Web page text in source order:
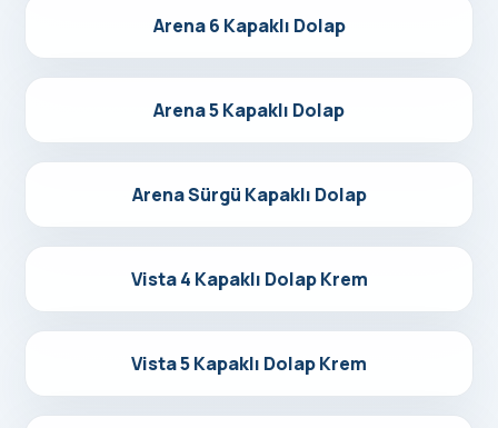
Detayları Gör
Arena 6 Kapaklı Dolap
Detayları Gör
Arena 5 Kapaklı Dolap
Detayları Gör
Arena Sürgü Kapaklı Dolap
Detayları Gör
Vista 4 Kapaklı Dolap Krem
Detayları Gör
Vista 5 Kapaklı Dolap Krem